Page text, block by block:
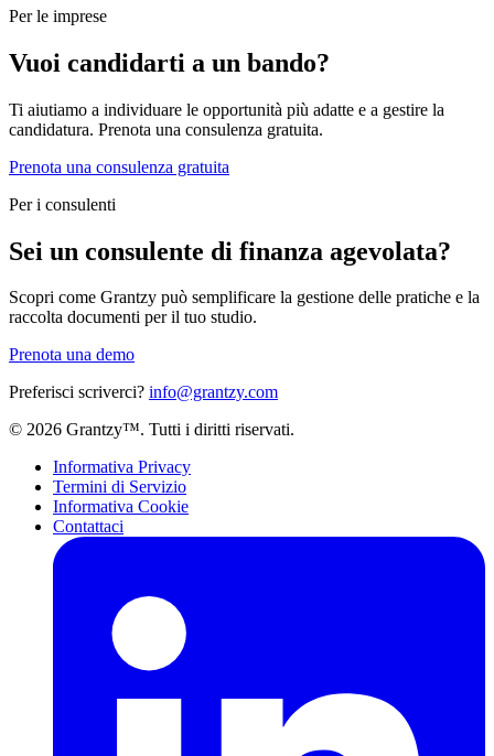
Per le imprese
Vuoi candidarti a un bando?
Ti aiutiamo a individuare le opportunità più adatte e a gestire la
candidatura. Prenota una consulenza gratuita.
Prenota una consulenza gratuita
Per i consulenti
Sei un consulente di finanza agevolata?
Scopri come Grantzy può semplificare la gestione delle pratiche e la
raccolta documenti per il tuo studio.
Prenota una demo
Preferisci scriverci? info@grantzy.com
© 2026 Grantzy™. Tutti i diritti riservati.
Informativa Privacy
Termini di Servizio
Informativa Cookie
Contattaci